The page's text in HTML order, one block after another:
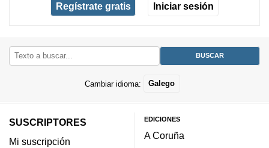
Regístrate gratis Iniciar sesión
Cambiar idioma: Galego
SUSCRIPTORES
Mi suscripción
EDICIONES
A Coruña